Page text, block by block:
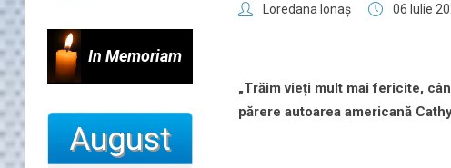
In Memoriam
August
Loredana Ionaş 06 Iulie
„Trăim vieți mult mai fericite,
părere autoarea americană